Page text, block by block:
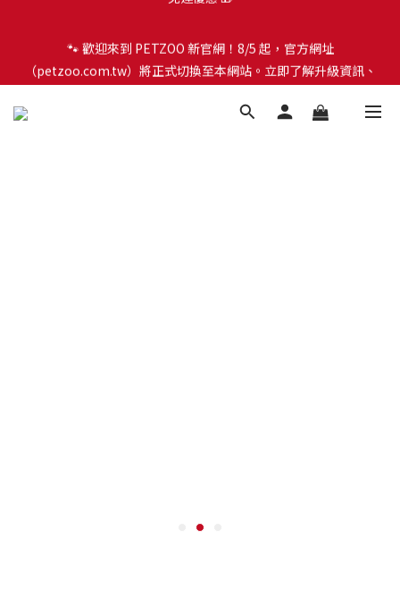
（petzoo.com.tw）將正式切換至本網站。立即了解升級資訊、
會員權益及常見問題 ＞
（petzoo.com.tw）將正式切換至本網站。立即了解升級資訊、
會員權益及常見問題 ＞
✨【新朋友見面禮】現在註冊即領 $100 購物金！全館滿 $1,500 享